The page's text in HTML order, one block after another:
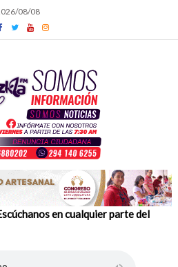
08/08
en cualquier parte del